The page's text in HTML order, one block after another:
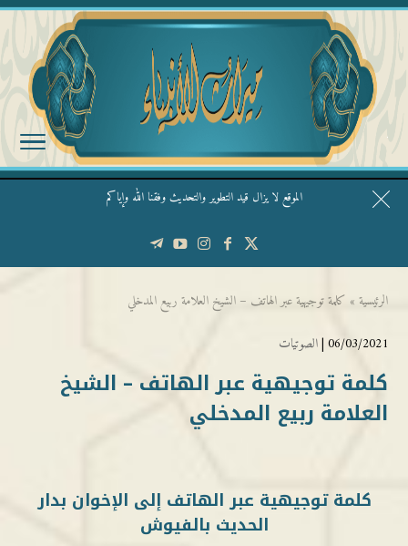
الموقع لا يزال قيد التطوير والتحديث وفقنا الله وإياكم
قال الشيخ ربيع وفقه الله: نحن ليس عندنا تقديس الأشخاص
الرئيسية » كلمة توجيهية عبر الهاتف – الشيخ العلامة ربيع المدخلي
06/03/2021 | الصوتيات
كلمة توجيهية عبر الهاتف – الشيخ
العلامة ربيع المدخلي
كلمة توجيهية عبر الهاتف إلى الإخوان بدار
الحديث بالفيوش